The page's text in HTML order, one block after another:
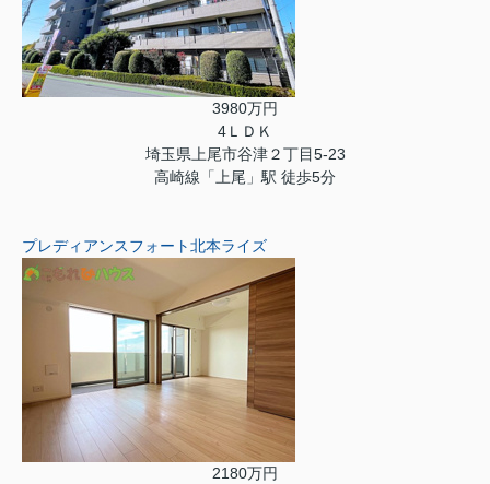
3980万円
4ＬＤＫ
埼玉県上尾市谷津２丁目5-23
高崎線「上尾」駅 徒歩5分
プレディアンスフォート北本ライズ
2180万円